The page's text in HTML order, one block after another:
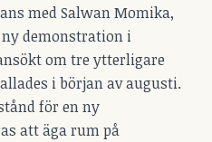
med Salwan Momika,
demonstration i
om tre ytterligare
i början av augusti.
för en ny
att äga rum på